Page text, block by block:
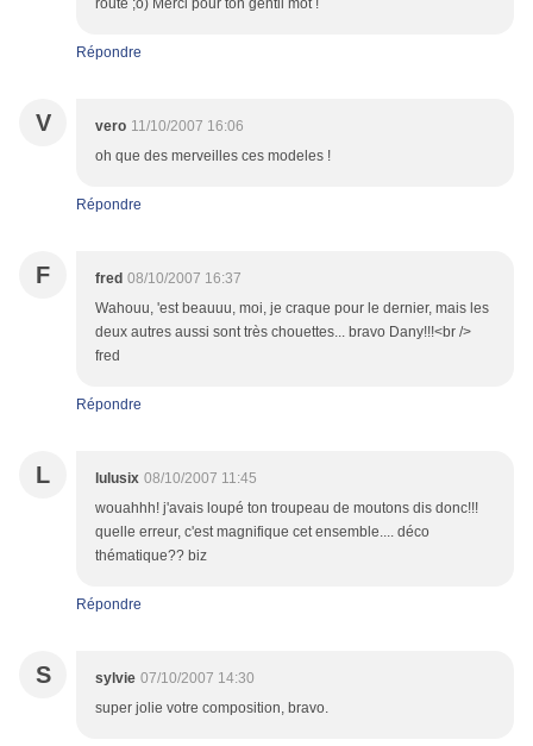
route ;o) Merci pour ton gentil mot !
Répondre
V vero 11/10/2007 16:06
oh que des merveilles ces modeles !
Répondre
F fred 08/10/2007 16:37
Wahouu, 'est beauuu, moi, je craque pour le dernier, mais les
deux autres aussi sont très chouettes... bravo Dany!!!<br />
fred
Répondre
L lulusix 08/10/2007 11:45
wouahhh! j'avais loupé ton troupeau de moutons dis donc!!!
quelle erreur, c'est magnifique cet ensemble.... déco
thématique?? biz
Répondre
S sylvie 07/10/2007 14:30
super jolie votre composition, bravo.